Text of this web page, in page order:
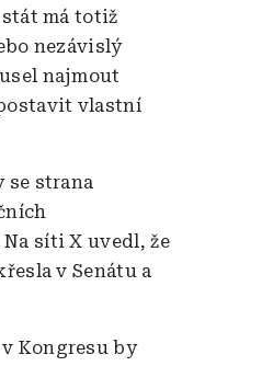
má totiž
nezávislý
najmout
vlastní
se strana
síti X uvedl, že
v Senátu a
Kongresu by